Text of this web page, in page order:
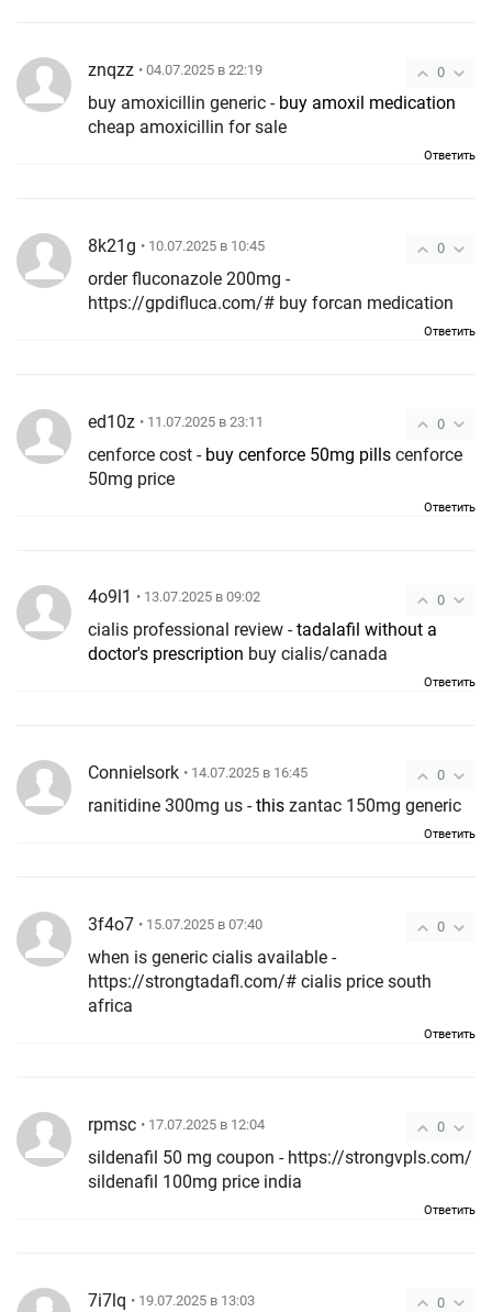
0
znqzz • 04.07.2025 в 22:19
buy amoxicillin generic - buy amoxil medication
cheap amoxicillin for sale
Ответить
0
8k21g • 10.07.2025 в 10:45
order fluconazole 200mg -
https://gpdifluca.com/# buy forcan medication
Ответить
0
ed10z • 11.07.2025 в 23:11
cenforce cost - buy cenforce 50mg pills cenforce
50mg price
Ответить
0
4o9l1 • 13.07.2025 в 09:02
cialis professional review -tadalafil without a
doctor's prescription buy cialis/canada
Ответить
0
ConnieIsork • 14.07.2025 в 16:45
ranitidine 300mg us -this zantac 150mg generic
Ответить
0
3f4o7 • 15.07.2025 в 07:40
when is generic cialis available -
https://strongtadafl.com/# cialis price south
africa
Ответить
0
rpmsc • 17.07.2025 в 12:04
sildenafil 50 mg coupon - https://strongvpls.com/
sildenafil 100mg price india
Ответить
0
7i7lq • 19.07.2025 в 13:03